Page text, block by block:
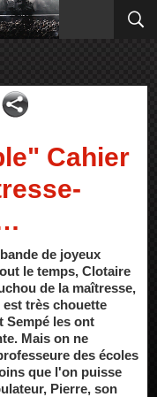
Cahier
de joyeux
le temps, Clotaire
de la maîtresse,
très chouette
Sempé les ont
Mais on ne
des écoles
que l'on puisse
Pierre, son